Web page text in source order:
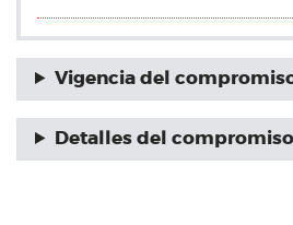
Vigencia del
Detalles del compromiso